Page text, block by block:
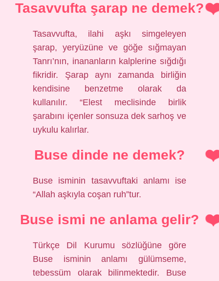
Tasavvufta şarap ne demek?
Tasavvufta, ilahi aşkı simgeleyen
şarap, yeryüzüne ve göğe sığmayan
Tanrı’nın, inananların kalplerine sığdığı
fikridir. Şarap aynı zamanda birliğin
kendisine benzetme olarak da
kullanılır. “Elest meclisinde birlik
şarabını içenler sonsuza dek sarhoş ve
uykulu kalırlar.
Buse dinde ne demek?
Buse isminin tasavvuftaki anlamı ise
“Allah aşkıyla coşan ruh”tur.
Buse ismi ne anlama gelir?
Türkçe Dil Kurumu sözlüğüne göre
Buse isminin anlamı gülümseme,
tebessüm olarak bilinmektedir. Buse